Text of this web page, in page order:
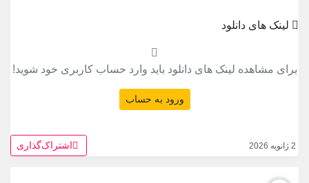
لینک های دانلود
برای مشاهده لینک های دانلود باید وارد حساب کاربری خود شوید!
ورود به حساب
2 ژانویه 2026 اشتراک‌گذاری